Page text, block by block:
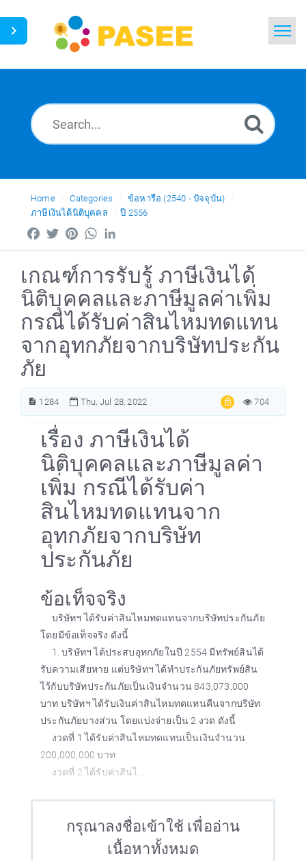
News
Ask a Question
Home Categories
ข้อหารือ (2540 - ปัจจุบัน)
ภาษีเงินได้นิติบุคคล
ปี 2556
FacebookTwitterPinterestWhatsApp
เกณฑ์การรับรู้ ภาษีเงินได้
นิติบุคคลและภาษีมูลค่าเพิ่ม
กรณีได้รับค่าสินไหมทดแทน
จากอุทกภัยจากบริษัทประกัน
ภัย
1284 Thu, Jul 28, 2022 704
เรื่อง ภาษีเงินได้
นิติบุคคลและภาษีมูลค่า
เพิ่ม กรณีได้รับค่า
สินไหมทดแทนจาก
อุทกภัยจากบริษัท
ประกันภัย
ข้อเท็จจริง
บริษัทฯ ได้รับค่าสินไหมทดแทนจากบริษัทประกันภัย
โดยมีข้อเท็จจริง ดังนี้
1. บริษัทฯ ได้ประสบอุทกภัยในปี 2554 มีทรัพย์สินได้
รับความเสียหาย แต่บริษัทฯ ได้ทำประกันภัยทรัพย์สิน
ไว้กับบริษัทประกันภัยเป็นเงินจำนวน 843,073,000
บาท บริษัทฯ ได้รับเงินค่าสินไหมทดแทนคืนจากบริษัท
ประกันภัยบางส่วน โดยแบ่งจ่ายเป็น 2 งวด ดังนี้
งวดที่ 1 ได้รับค่าสินไหมทดแทนเป็นเงินจำนวน
200,000,000 บาท
งวดที่ 2 ได้รับค่าสินไ...
กรุณาลงชื่อเข้าใช้ เพื่ออ่าน
เนื้อหาทั้งหมด